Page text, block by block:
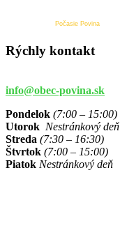
Počasie Povina
Rýchly kontakt
info@obec-povina.sk
Pondelok (7:00 – 15:00)
Utorok Nestránkový deň
Streda (7:30 – 16:30)
Štvrtok (7:00 – 15:00)
Piatok Nestránkový deň